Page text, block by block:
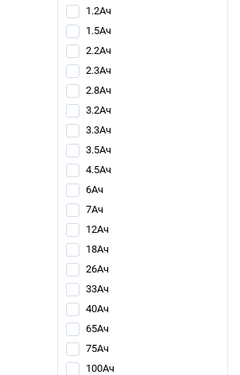
1.2Ач
1.5Ач
2.2Ач
2.3Ач
2.8Ач
3.2Ач
3.3Ач
3.5Ач
4.5Ач
6Ач
7Ач
12Ач
18Ач
26Ач
33Ач
40Ач
65Ач
75Ач
100Ач